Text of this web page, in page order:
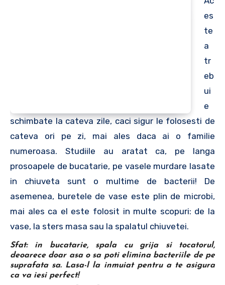
es
te
a
tr
eb
ui
e
schimbate la cateva zile, caci sigur le folosesti de
cateva ori pe zi, mai ales daca ai o familie
numeroasa. Studiile au aratat ca, pe langa
prosoapele de bucatarie, pe vasele murdare lasate
in chiuveta sunt o multime de bacterii! De
asemenea, buretele de vase este plin de microbi,
mai ales ca el este folosit in multe scopuri: de la
vase, la sters masa sau la spalatul chiuvetei.
Sfat:in bucatarie, spala cu grija si tocatorul,
deoarece doar asa o sa poti elimina bacteriile de pe
suprafata sa. Lasa-l la inmuiat pentru a te asigura
ca va iesi perfect!